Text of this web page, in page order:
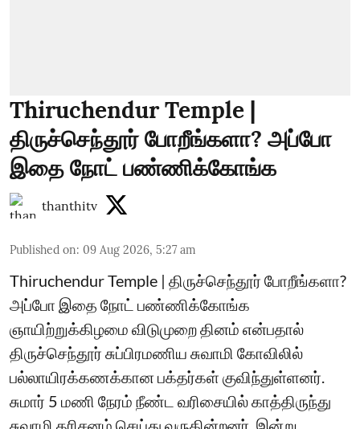
Thiruchendur Temple |
திருச்செந்தூர் போறீங்களா? அப்போ
இதை நோட் பண்ணிக்கோங்க
thanthitv
Published on: 09 Aug 2026, 5:27 am
Thiruchendur Temple | திருச்செந்தூர் போறீங்களா?
அப்போ இதை நோட் பண்ணிக்கோங்க
ஞாயிற்றுக்கிழமை விடுமுறை தினம் என்பதால்
திருச்செந்தூர் சுப்பிரமணிய சுவாமி கோவிலில்
பல்லாயிரக்கணக்கான பக்தர்கள் குவிந்துள்ளனர்.
சுமார் 5 மணி நேரம் நீண்ட வரிசையில் காத்திருந்து
சுவாமி தரிசனம் செய்து வருகின்றனர். இன்று